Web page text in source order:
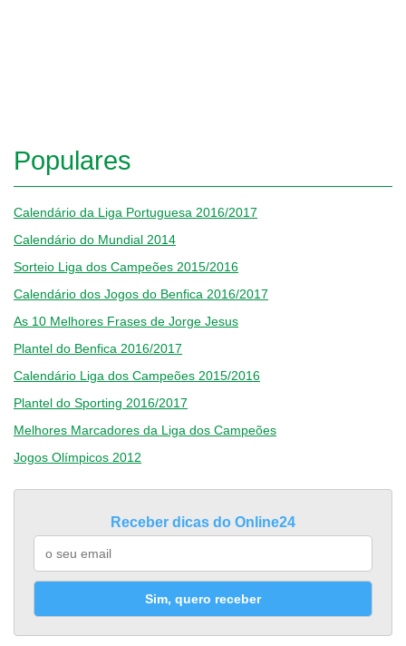
Populares
Calendário da Liga Portuguesa 2016/2017
Calendário do Mundial 2014
Sorteio Liga dos Campeões 2015/2016
Calendário dos Jogos do Benfica 2016/2017
As 10 Melhores Frases de Jorge Jesus
Plantel do Benfica 2016/2017
Calendário Liga dos Campeões 2015/2016
Plantel do Sporting 2016/2017
Melhores Marcadores da Liga dos Campeões
Jogos Olímpicos 2012
Receber dicas do Online24
Sim, quero receber